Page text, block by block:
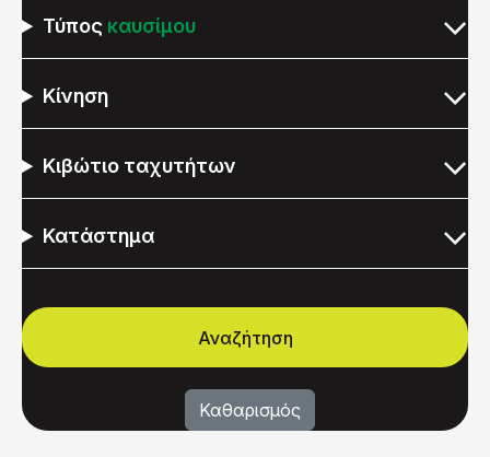
Τύπος καυσίμου
Κίνηση
Κιβώτιο ταχυτήτων
Κατάστημα